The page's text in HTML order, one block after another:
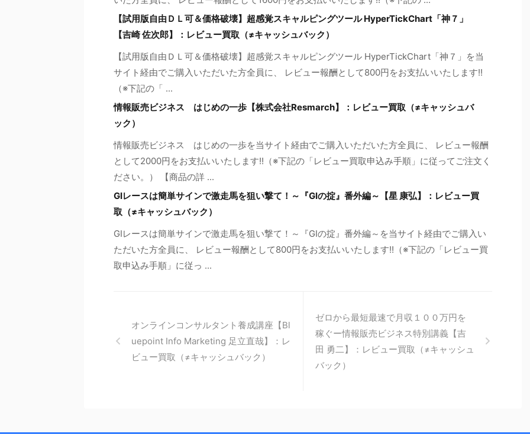
【試用版自由ＤＬ可＆価格破壊】超感覚スキャルピングツール HyperTickChart「神７」
【吉崎 佐次郎】：レビュー買取（≠キャッシュバック）
【試用版自由ＤＬ可＆価格破壊】超感覚スキャルピングツール HyperTickChart「神７」を当
サイト経由でご購入いただいた方全員に、 レビュー報酬として800円をお支払いいたします!!
（※下記の「 ...
情報販売ビジネス はじめの一歩【株式会社Resmarch】：レビュー買取（≠キャッシュバ
ック）
情報販売ビジネス はじめの一歩を当サイト経由でご購入いただいた方全員に、 レビュー報酬
として2000円をお支払いいたします!!（※下記の「レビュー買取申込み手順」に従ってご注文く
ださい。） 【商品の詳 ...
GIレースは簡単サインで激走馬を狙い撃て！～『GIの掟』番外編～【星 康弘】：レビュー買
取（≠キャッシュバック）
GIレースは簡単サインで激走馬を狙い撃て！～『GIの掟』番外編～を当サイト経由でご購入い
ただいた方全員に、 レビュー報酬として800円をお支払いいたします!!（※下記の「レビュー買
取申込み手順」に従っ ...
オンラインコンサルタント養成講座【Bl
uepoint Info Marketing 足立直哉】：レ
ビュー買取（≠キャッシュバック）
ゼロから最短最速で月収１００万円を
稼ぐー情報販売ビジネス特別講義【吉
田 勇二】：レビュー買取（≠キャッシュ
バック）